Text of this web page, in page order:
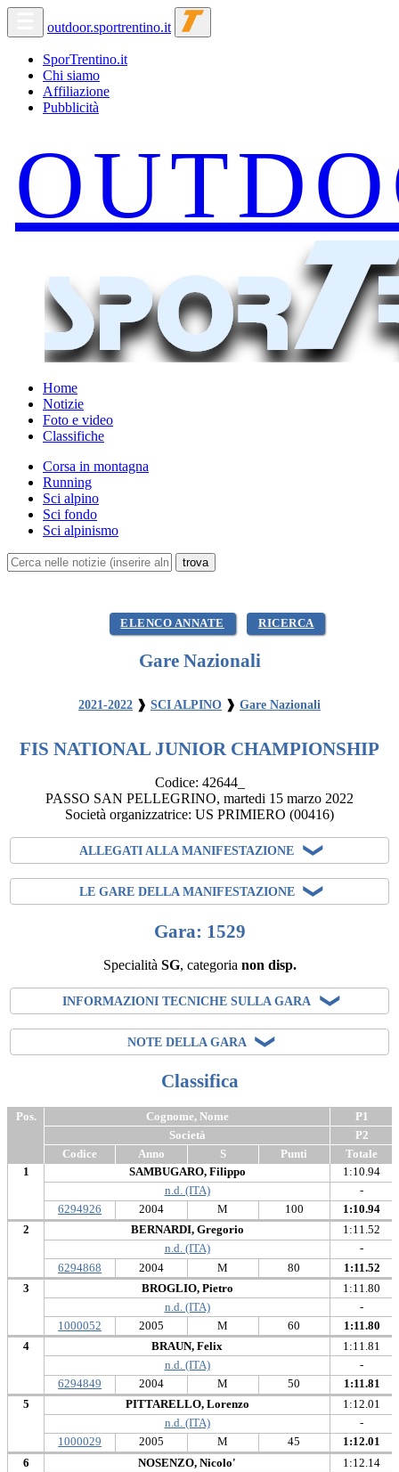
outdoor.sportrentino.it
SporTrentino.it
Chi siamo
Affiliazione
Pubblicità
Home
Notizie
Foto e video
Classifiche
Corsa in montagna
Running
Sci alpino
Sci fondo
Sci alpinismo
ELENCO ANNATE RICERCA
Gare Nazionali
2021-2022 ❱ SCI ALPINO ❱ Gare Nazionali
FIS NATIONAL JUNIOR CHAMPIONSHIP
Codice: 42644_
PASSO SAN PELLEGRINO, martedi 15 marzo 2022
Società organizzatrice: US PRIMIERO (00416)
ALLEGATI ALLA MANIFESTAZIONE
LE GARE DELLA MANIFESTAZIONE
Gara: 1529
Specialità SG, categoria non disp.
INFORMAZIONI TECNICHE SULLA GARA
NOTE DELLA GARA
Classifica
Pos.
Codice
Cognome, Nome
Anno S
Società
P1
P2
Totale
Punti
1
6294926
SAMBUGARO, Filippo
2004 M
n.d. (ITA)
1:10.94
-
1:10.94
100
2
6294868
BERNARDI, Gregorio
2004 M
n.d. (ITA)
1:11.52
-
1:11.52
80
3
1000052
BROGLIO, Pietro
2005 M
n.d. (ITA)
1:11.80
-
1:11.80
60
4
6294849
BRAUN, Felix
2004 M
n.d. (ITA)
1:11.81
-
1:11.81
50
5
1000029
PITTARELLO, Lorenzo
2005 M
n.d. (ITA)
1:12.01
-
1:12.01
45
6
NOSENZO, Nicolo'
1:12.14